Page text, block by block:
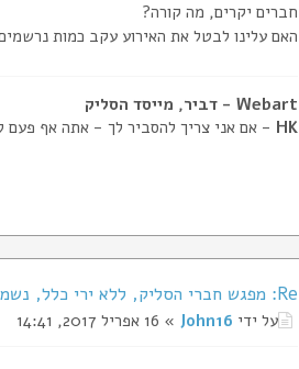
חברים יקרים, מה קורה?
האם עלינו לבטל את האירוע עקב כמות
Webart - דביר, מייסד הסליק
HK - אם אני צריך להסביר לך - אתה אף פעם
Re: מפגש חברי הסליק, ללא ירי כלל, נשמע לכם?
על ידי John16 » 16 אפריל 2017, 14:41